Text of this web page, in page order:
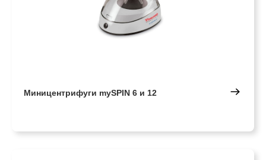
Миницентрифуги mySPIN 6 и 12